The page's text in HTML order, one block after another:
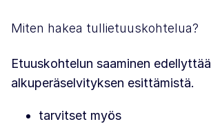
Miten hakea tullietuuskohtelua?
Etuuskohtelun saaminen edellyttää
alkuperäselvityksen esittämistä.
tarvitset myös